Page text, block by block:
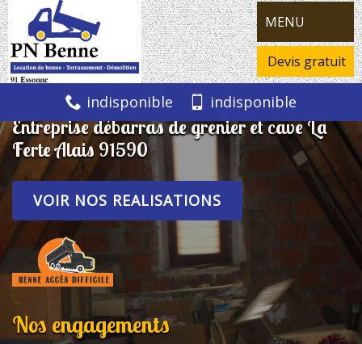
MENU
Devis gratuit
indisponible indisponible
Entreprise débarras de grenier et cave La
Ferte Alais 91590
VOIR NOS REALISATIONS
Nos engagements